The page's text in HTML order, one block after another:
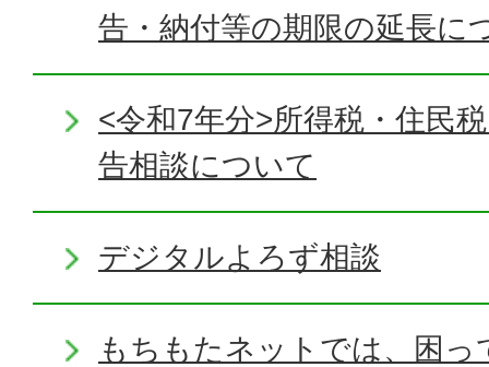
告・納付等の期限の延長に
<令和7年分>所得税・住民
告相談について
デジタルよろず相談
もちもたネットでは、困